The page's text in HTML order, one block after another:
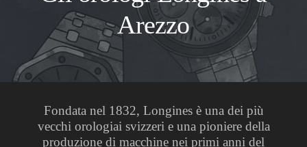
Arezzo
Fondata nel 1832, Longines è una dei più
vecchi orologiai svizzeri e una pioniere della
produzione di macchine nei primi anni del